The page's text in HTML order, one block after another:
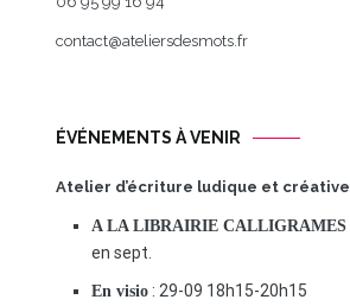
contact@ateliersdesmots.fr
ÉVÉNEMENTS À VENIR
Atelier d’écriture ludique et créative
A LA LIBRAIRIE CALLIGRAMES
en sept.
En visio : 29-09 18h15-20h15